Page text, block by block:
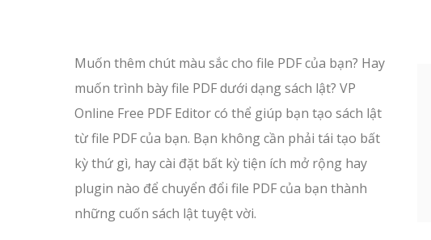
Muốn thêm chút màu sắc cho file PDF của bạn? Hay
muốn trình bày file PDF dưới dạng sách lật? VP
Online Free PDF Editor có thể giúp bạn tạo sách lật
từ file PDF của bạn. Bạn không cần phải tái tạo bất
kỳ thứ gì, hay cài đặt bất kỳ tiện ích mở rộng hay
plugin nào để chuyển đổi file PDF của bạn thành
những cuốn sách lật tuyệt vời.